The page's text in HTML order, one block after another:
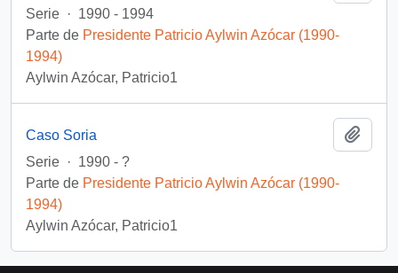
Serie · 1990 - 1994
Parte de Presidente Patricio Aylwin Azócar (1990-
1994)
Aylwin Azócar, Patricio1
Caso Soria
Serie · 1990 - ?
Parte de Presidente Patricio Aylwin Azócar (1990-
1994)
Aylwin Azócar, Patricio1